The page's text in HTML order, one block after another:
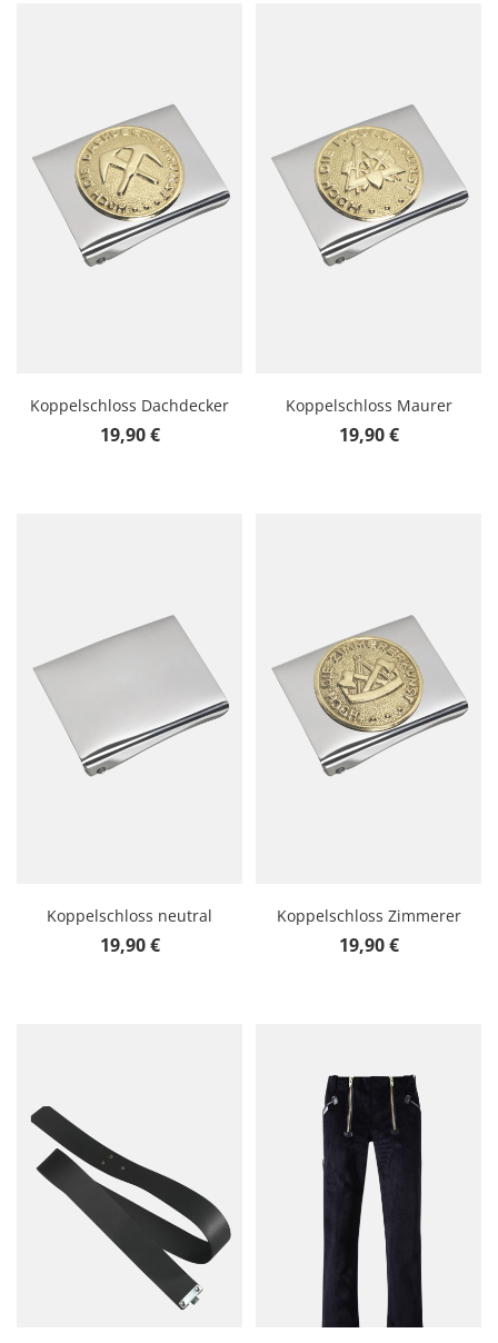
Koppelschloss Dachdecker
Regulärer Preis:
19,90 €
Koppelschloss Maurer
Regulärer Preis:
19,90 €
Koppelschloss neutral
Regulärer Preis:
19,90 €
Koppelschloss Zimmerer
Regulärer Preis:
19,90 €